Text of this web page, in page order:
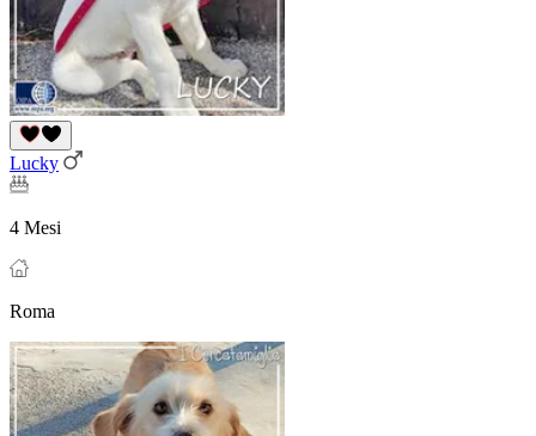
Lucky
4 Mesi
Roma